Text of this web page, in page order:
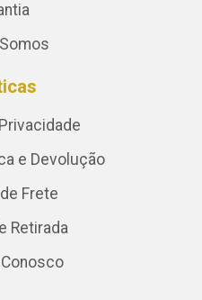
e Devolução
Frete
Retirada